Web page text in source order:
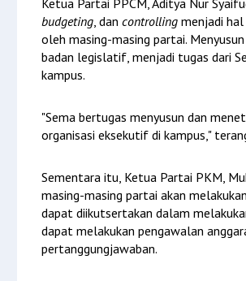
budgeting , dan controlling menjadi
oleh masing-masing partai.
badan legislatif, menjadi tugas dari
kampus.
"Sema bertugas menyusun dan
organisasi eksekutif di kampus,"
Sementara itu, Ketua Partai PKM,
masing-masing partai akan
dapat diikutsertakan dalam
dapat melakukan pengawalan
pertanggungjawaban.